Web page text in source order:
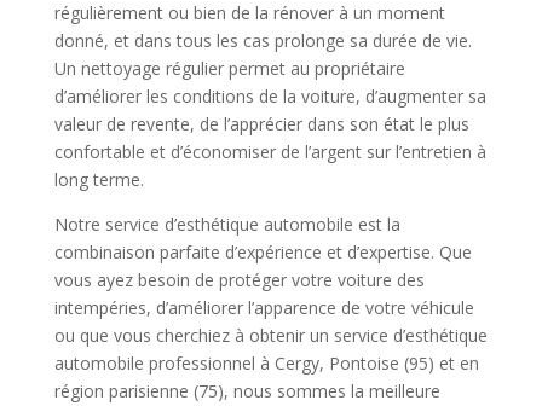
régulièrement ou bien de la rénover à un moment
donné, et dans tous les cas prolonge sa durée de vie.
Un nettoyage régulier permet au propriétaire
d’améliorer les conditions de la voiture, d’augmenter sa
valeur de revente, de l’apprécier dans son état le plus
confortable et d’économiser de l’argent sur l’entretien à
long terme.
Notre service d’esthétique automobile est la
combinaison parfaite d’expérience et d’expertise. Que
vous ayez besoin de protéger votre voiture des
intempéries, d’améliorer l’apparence de votre véhicule
ou que vous cherchiez à obtenir un service d’esthétique
automobile professionnel à Cergy, Pontoise (95) et en
région parisienne (75), nous sommes la meilleure